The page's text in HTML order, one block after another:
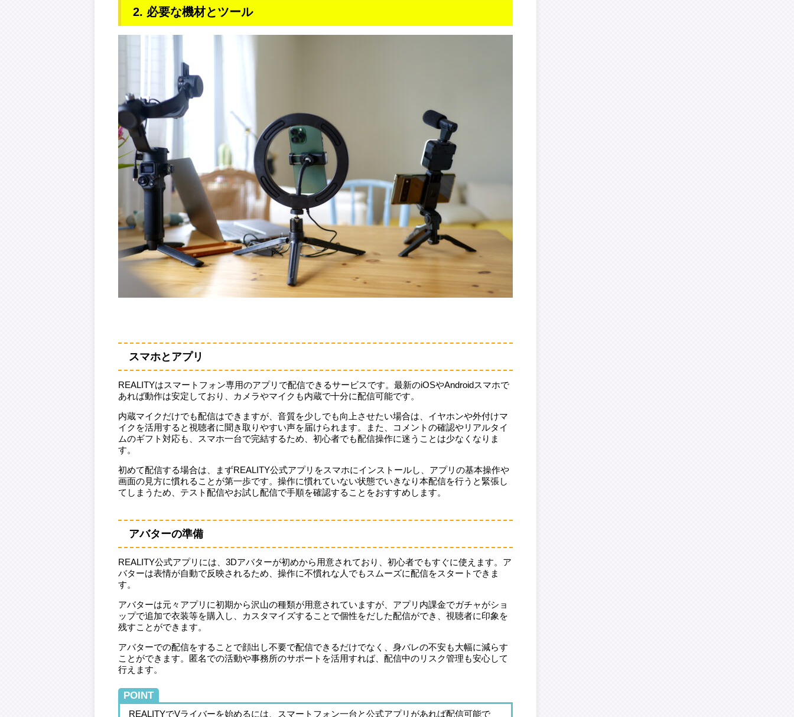
2. 必要な機材とツール
スマホとアプリ
REALITYはスマートフォン専用のアプリで配信できるサービスです。最新のiOSやAndroidスマホで
あれば動作は安定しており、カメラやマイクも内蔵で十分に配信可能です。
内蔵マイクだけでも配信はできますが、音質を少しでも向上させたい場合は、イヤホンや外付けマ
イクを活用すると視聴者に聞き取りやすい声を届けられます。また、コメントの確認やリアルタイ
ムのギフト対応も、スマホ一台で完結するため、初心者でも配信操作に迷うことは少なくなりま
す。
初めて配信する場合は、まずREALITY公式アプリをスマホにインストールし、アプリの基本操作や
画面の見方に慣れることが第一歩です。操作に慣れていない状態でいきなり本配信を行うと緊張し
てしまうため、テスト配信やお試し配信で手順を確認することをおすすめします。
アバターの準備
REALITY公式アプリには、3Dアバターが初めから用意されており、初心者でもすぐに使えます。ア
バターは表情が自動で反映されるため、操作に不慣れな人でもスムーズに配信をスタートできま
す。
アバターは元々アプリに初期から沢山の種類が用意されていますが、アプリ内課金でガチャがショ
ップで追加で衣装等を購入し、カスタマイズすることで個性をだした配信ができ、視聴者に印象を
残すことができます。
アバターでの配信をすることで顔出し不要で配信できるだけでなく、身バレの不安も大幅に減らす
ことができます。匿名での活動や事務所のサポートを活用すれば、配信中のリスク管理も安心して
行えます。
POINT
REALITYでVライバーを始めるには、スマートフォン一台と公式アプリがあれば配信可能で